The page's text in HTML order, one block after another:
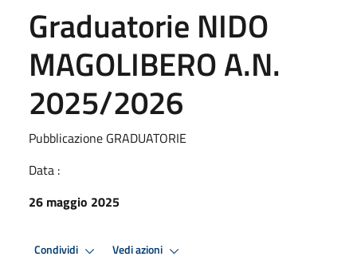
Graduatorie NIDO
MAGOLIBERO A.N.
2025/2026
Pubblicazione GRADUATORIE
Data :
26 maggio 2025
Condividi Vedi azioni